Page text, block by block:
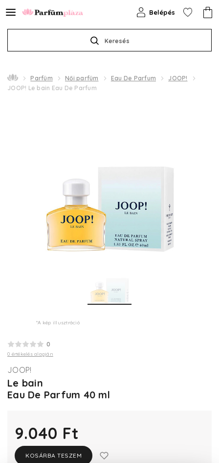
Keresés
Belépés
Parfüm Női parfüm Eau De Parfum
JOOP!
JOOP! Le bain Eau De Parfum
*A kép illusztráció
0
0 értékelés alapján
JOOP!
Le bain
Eau De Parfum 40 ml
9.040 Ft
KOSÁRBA TESZEM